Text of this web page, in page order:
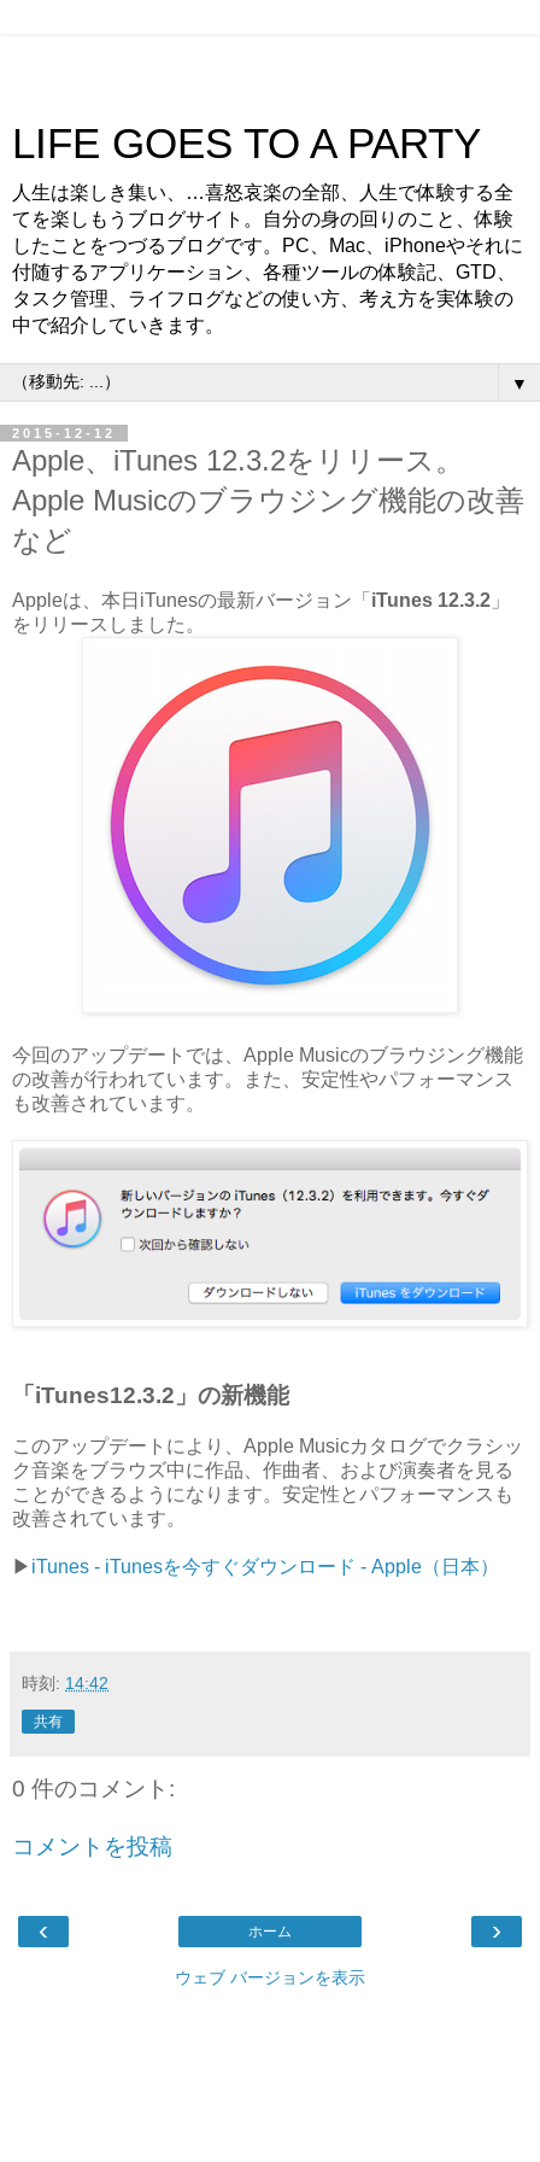
LIFE GOES TO A PARTY
人生は楽しき集い、…喜怒哀楽の全部、人生で体験する全
てを楽しもうブログサイト。自分の身の回りのこと、体験
したことをつづるブログです。PC、Mac、iPhoneやそれに
付随するアプリケーション、各種ツールの体験記、GTD、
タスク管理、ライフログなどの使い方、考え方を実体験の
中で紹介していきます。
▼
2015-12-12
Apple、iTunes 12.3.2をリリース。
Apple Musicのブラウジング機能の改善
など
Appleは、本日iTunesの最新バージョン「 iTunes 12.3.2 」
をリリースしました。
今回のアップデートでは、Apple Musicのブラウジング機能
の改善が行われています。また、 安定性やパフォーマンス
も改善されています。
「iTunes12.3.2」の新機能
このアップデートにより、Apple Musicカタログでクラシッ
ク音楽をブラウズ中に作品、作曲者、および演奏者を見る
ことができるようになります。安定性とパフォーマンスも
改善されています。
▶︎ iTunes - iTunesを今すぐダウンロード - Apple（日本）
時刻: 14:42
共有
0 件のコメント:
コメントを投稿
‹ ›
ホーム
ウェブ バージョンを表示